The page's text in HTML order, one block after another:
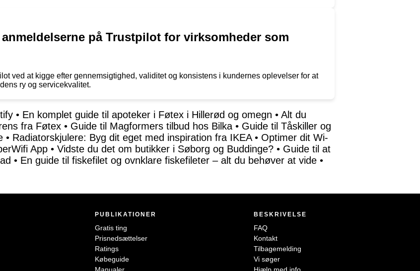
på Trustpilot for virksomheder som
ved at kigge efter gennemsigtighed, validitet og konsistens i kundernes oplevelser for at
ry og servicekvalitet.
• En komplet guide til apoteker i Føtex i Hillerød og omegn • Alt du
fra Føtex • Guide til Magformers tilbud hos Bilka • Guide til Tåskiller og
• Radiatorskjulere: Byg dit eget med inspiration fra IKEA• Optimer dit Wi-
App • Vidste du det om butikker i Søborg og Buddinge? • Guide til at
• En guide til fiskefilet og ovnklare fiskefileter – alt du behøver at vide •
PUBLIKATIONER
Gratis ting
Prisnedsættelser
Ratings
Købeguide
BESKRIVELSE
FAQ
Kontakt
Tilbagemelding
Vi søger